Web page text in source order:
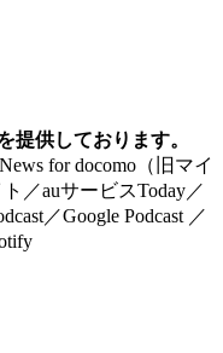
提供しております。
for docomo（旧マイ
／auサービスToday／
／Google Podcast ／